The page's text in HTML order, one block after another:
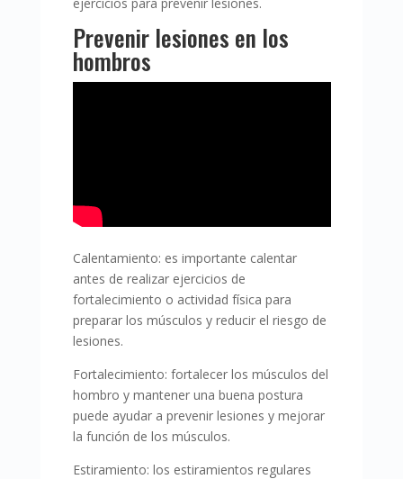
Prevenir lesiones en los
hombros
Calentamiento: es importante calentar
antes de realizar ejercicios de
fortalecimiento o actividad física para
preparar los músculos y reducir el riesgo de
lesiones.
Fortalecimiento: fortalecer los músculos del
hombro y mantener una buena postura
puede ayudar a prevenir lesiones y mejorar
la función de los músculos.
Estiramiento: los estiramientos regulares